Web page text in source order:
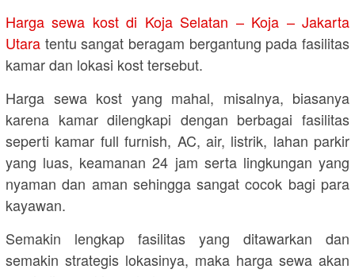
Harga sewa kost di Koja Selatan – Koja – Jakarta
Utara tentu sangat beragam bergantung pada fasilitas
kamar dan lokasi kost tersebut.
Harga sewa kost yang mahal, misalnya, biasanya
karena kamar dilengkapi dengan berbagai fasilitas
seperti kamar full furnish, AC, air, listrik, lahan parkir
yang luas, keamanan 24 jam serta lingkungan yang
nyaman dan aman sehingga sangat cocok bagi para
kayawan.
Semakin lengkap fasilitas yang ditawarkan dan
semakin strategis lokasinya, maka harga sewa akan